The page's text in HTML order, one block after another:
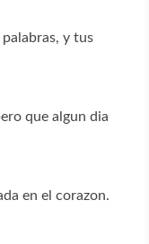
y tus
que algun dia
en el corazon.